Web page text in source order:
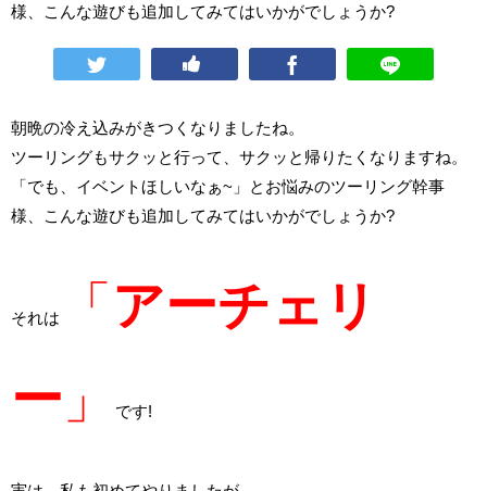
様、こんな遊びも追加してみてはいかがでしょうか?
朝晩の冷え込みがきつくなりましたね。
ツーリングもサクッと行って、サクッと帰りたくなりますね。
「でも、イベントほしいなぁ~」とお悩みのツーリング幹事
様、こんな遊びも追加してみてはいかがでしょうか?
それは 「 アーチェリ
ー 」 です!